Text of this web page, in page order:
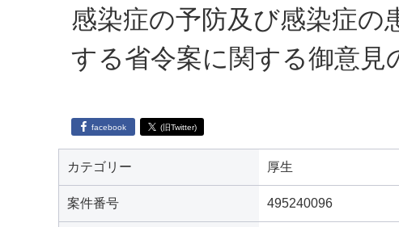
感染症の予防及び感染症の
する省令案に関する御意見
facebook (旧Twitter)
カテゴリー 厚生
案件番号 495240096